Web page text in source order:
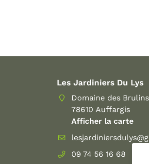
Les Jardiniers Du Lys
Domaine des Brulins
78610 Auffargis
Afficher la carte
09 74 56 16 68